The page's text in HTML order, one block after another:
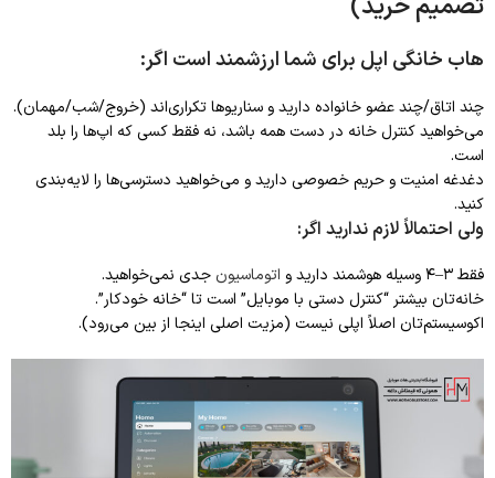
هاب خانگی اپل برای شما ارزشمند است اگر:
چند اتاق/چند عضو خانواده دارید و سناریوها تکراری‌اند (خروج/شب/مهمان).
می‌خواهید کنترل خانه در دست همه باشد، نه فقط کسی که اپ‌ها را بلد
است.
دغدغه امنیت و حریم خصوصی دارید و می‌خواهید دسترسی‌ها را لایه‌بندی
کنید.
ولی احتمالاً لازم ندارید اگر:
فقط ۳–۴ وسیله هوشمند دارید و اتوماسیون جدی نمی‌خواهید.
خانه‌تان بیشتر “کنترل دستی با موبایل” است تا “خانه خودکار”.
اکوسیستم‌تان اصلاً اپلی نیست (مزیت اصلی اینجا از بین می‌رود).